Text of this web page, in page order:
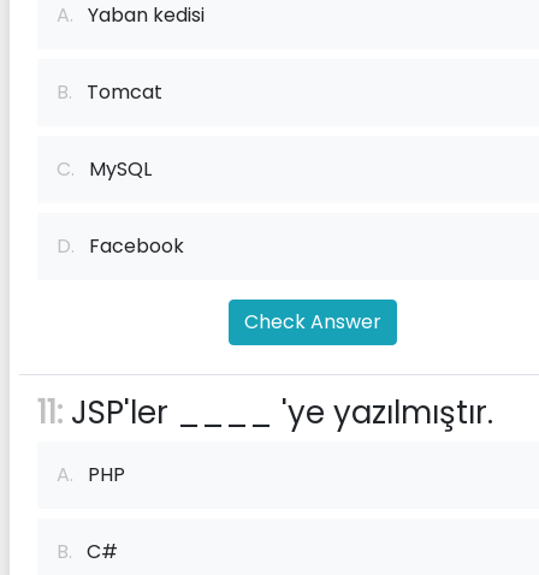
A. Yaban kedisi
B. Tomcat
C. MySQL
D. Facebook
Check Answer
11: JSP'ler ____ 'ye yazılmıştır.
A. PHP
B. C#